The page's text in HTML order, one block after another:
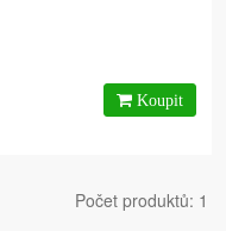
Počet produktů: 1